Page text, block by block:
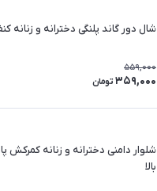
شال دور گاند پلنگی دخترانه و زنانه
559,000
359,000 تومان
شلوار دامنی دخترانه و زنانه کمرکش
بالا